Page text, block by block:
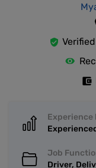
Verified
Experience
Job
Driver,